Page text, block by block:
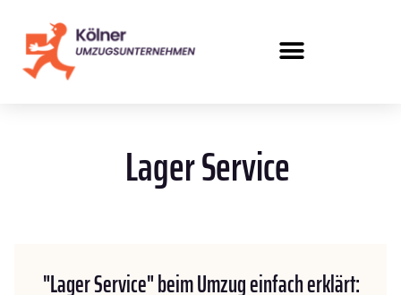
Lager Service
"Lager Service" beim Umzug einfach erklärt: